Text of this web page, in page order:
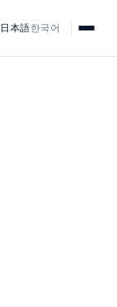
日本語한국어